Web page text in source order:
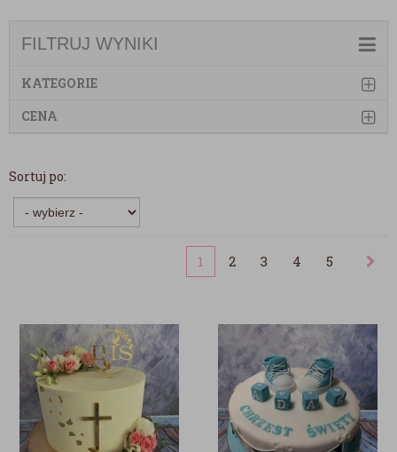
FILTRUJ WYNIKI
KATEGORIE
CENA
Sortuj po:
1 2 3 4 5